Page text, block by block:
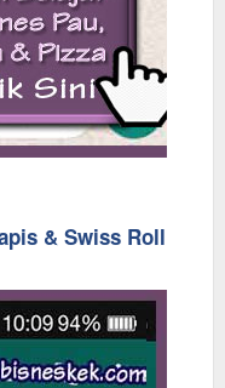
& Swiss Roll